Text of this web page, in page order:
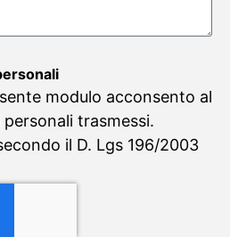
modulo acconsento al
trasmessi.
il D. Lgs 196/2003